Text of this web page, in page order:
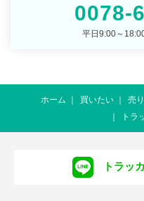
0078-
平日9:00～
ホーム 買いたい 売
トラ
トラッ